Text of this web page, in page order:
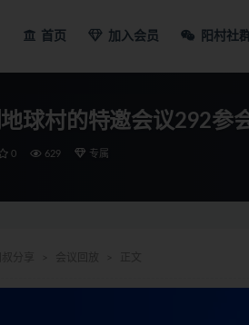
首页 加入会员 阳村社
球村的特邀会议292参
0 629 专属